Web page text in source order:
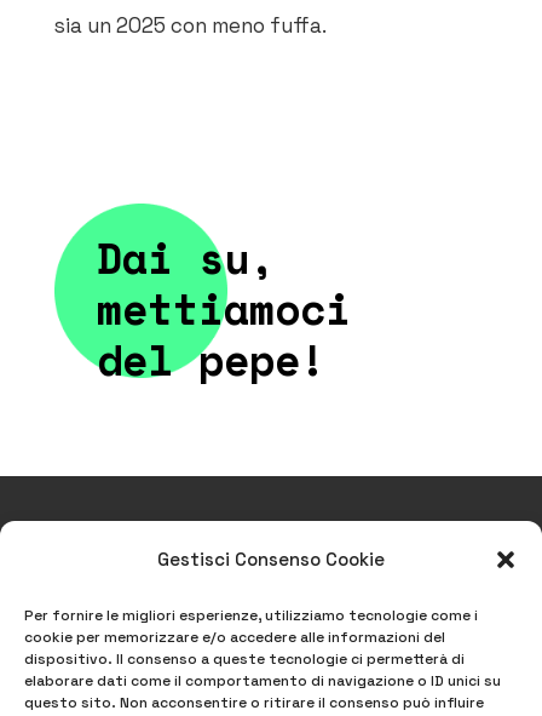
Gestisci Consenso Cookie
Per fornire le migliori esperienze, utilizziamo tecnologie come i
cookie per memorizzare e/o accedere alle informazioni del
dispositivo. Il consenso a queste tecnologie ci permetterà di
elaborare dati come il comportamento di navigazione o ID unici su
questo sito. Non acconsentire o ritirare il consenso può influire
sia un 2025 con meno fuffa.
Dai su,
mettiamoci
del pepe!
Scrivici!
info@pepeagency.it